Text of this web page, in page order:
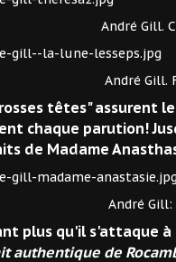
Gill.
Gill.
têtes" assurent
chaque parution!
de Madame
Gill: Madame
plus qu'il s'attaque
authentique de